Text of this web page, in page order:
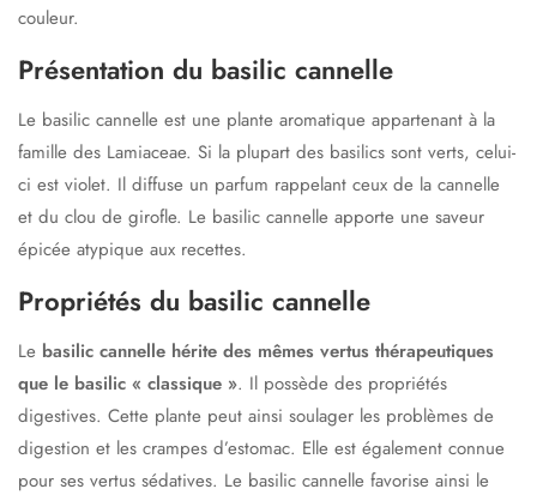
couleur.
Présentation du basilic cannelle
Le basilic cannelle est une plante aromatique appartenant à la
famille des Lamiaceae. Si la plupart des basilics sont verts, celui-
ci est violet. Il diffuse un parfum rappelant ceux de la cannelle
et du clou de girofle. Le basilic cannelle apporte une saveur
épicée atypique aux recettes.
Propriétés du basilic cannelle
Le basilic cannelle hérite des mêmes vertus thérapeutiques
que le basilic « classique ». Il possède des propriétés
digestives. Cette plante peut ainsi soulager les problèmes de
digestion et les crampes d’estomac. Elle est également connue
pour ses vertus sédatives. Le basilic cannelle favorise ainsi le